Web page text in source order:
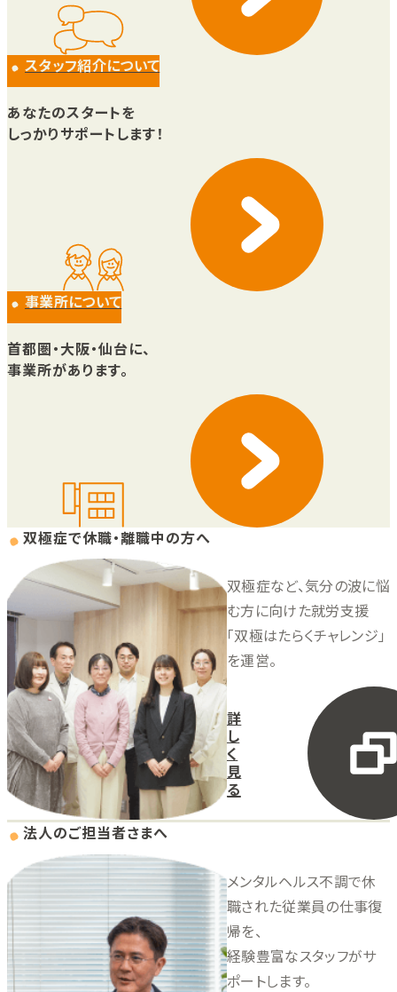
スタッフ紹介について
あなたのスタートを
しっかりサポートします！
事業所について
首都圏・大阪・仙台に、
事業所があります。
双極症で休職・離職中の方へ
双極症など、気分の波に悩
む方に向けた就労支援
「双極はたらくチャレンジ」
を運営。
詳
し
く
見
る
法人のご担当者さまへ
メンタルヘルス不調で休
職された従業員の仕事復
帰を、
経験豊富なスタッフがサ
ポートします。